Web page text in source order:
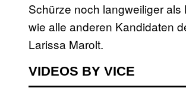
Schürze noch langweiliger
wie alle anderen Kandidaten
Larissa Marolt.
VIDEOS BY VICE